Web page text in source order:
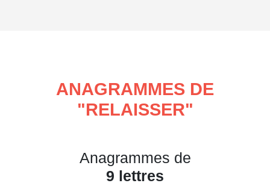
ANAGRAMMES DE
"RELAISSER"
Anagrammes de
9 lettres